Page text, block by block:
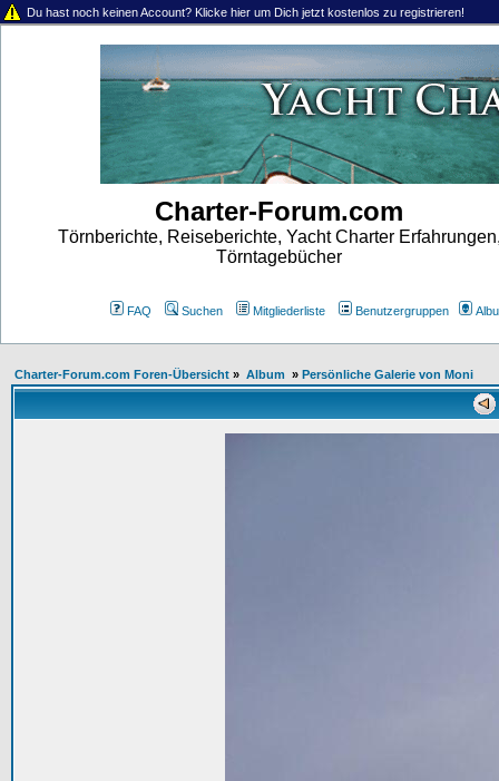
Du hast noch keinen Account? Klicke hier um Dich jetzt kostenlos zu registrieren!
Charter-Forum.com
Törnberichte, Reiseberichte, Yacht Charter
Törntagebücher
FAQ Suchen Mitgliederliste Benutzergruppen
Charter-Forum.com Foren-Übersicht » Album » Persönliche Galerie von Moni